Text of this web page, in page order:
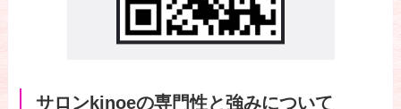
サロンkinoeの専門性と強みについて